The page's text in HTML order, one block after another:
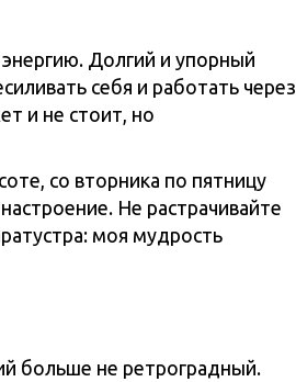
Долгий и упорный
себя и работать через
и не стоит, но
со вторника по пятницу
Не растрачивайте
моя мудрость
больше не ретроградный.